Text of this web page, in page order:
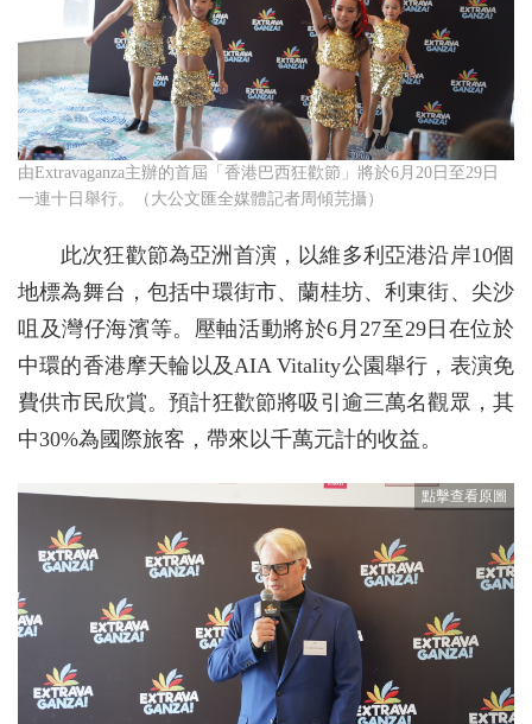
由Extravaganza主辦的首屆「香港巴西狂歡節」將於6月20日至29日
一連十日舉行。（大公文匯全媒體記者周傾芫攝）
此次狂歡節為亞洲首演，以維多利亞港沿岸10個
地標為舞台，包括中環街市、蘭桂坊、利東街、尖沙
咀及灣仔海濱等。壓軸活動將於6月27至29日在位於
中環的香港摩天輪以及AIA Vitality公園舉行，表演免
費供市民欣賞。預計狂歡節將吸引逾三萬名觀眾，其
中30%為國際旅客，帶來以千萬元計的收益。